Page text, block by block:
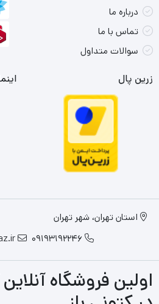
درباره ما
تماس با ما
سوالات متداول
زرین پال
استان تهران، شهر تهران
09193192246
اولین فروشگاه